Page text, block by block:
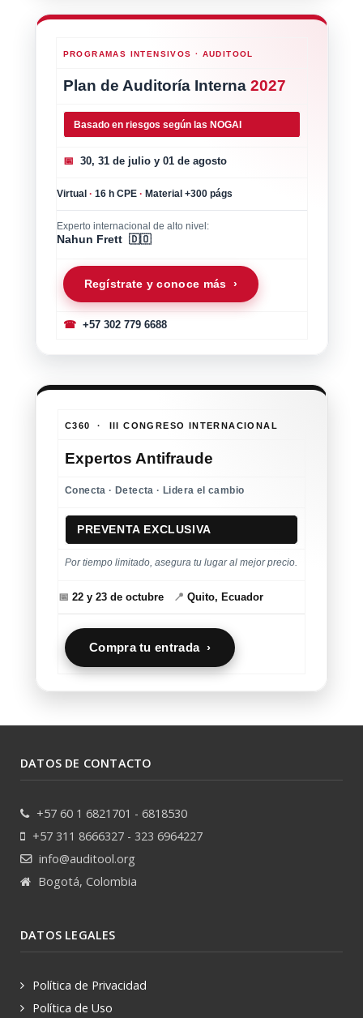
PROGRAMAS INTENSIVOS · AUDITOOL
Plan de Auditoría Interna 2027
Basado en riesgos según las NOGAI
📅 30, 31 de julio y 01 de agosto
Virtual · 16 h CPE · Material +300 págs
Experto internacional de alto nivel:
Nahun Frett 🇩🇴
Regístrate y conoce más ›
☎+57 302 779 6688
C360 · III CONGRESO INTERNACIONAL
Expertos Antifraude
Conecta · Detecta · Lidera el cambio
PREVENTA EXCLUSIVA
Por tiempo limitado, asegura tu lugar al mejor precio.
📅 22 y 23 de octubre 📍 Quito, Ecuador
Compra tu entrada ›
DATOS DE CONTACTO
+57 60 1 6821701 - 6818530
+57 311 8666327 - 323 6964227
info@auditool.org
Bogotá, Colombia
DATOS LEGALES
Política de Privacidad
Política de Uso